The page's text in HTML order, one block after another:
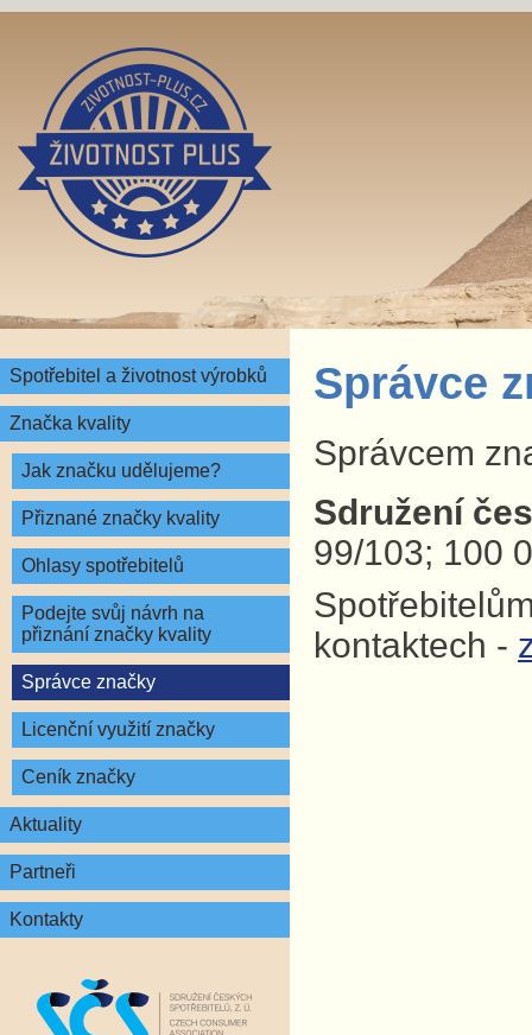
Spotřebitel a životnost výrobků
Značka kvality
Jak značku udělujeme?
Přiznané značky kvality
Ohlasy spotřebitelů
Podejte svůj návrh na
přiznání značky kvality
Správce značky
Licenční využití značky
Ceník značky
Aktuality
Partneři
Kontakty
Správce
Správcem
Sdružení
99/103; 100
kontaktech -